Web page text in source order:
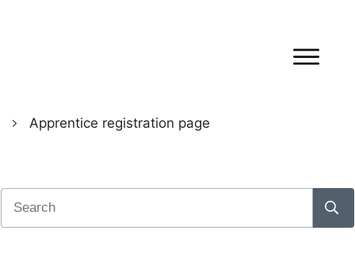
Apprentice registration page